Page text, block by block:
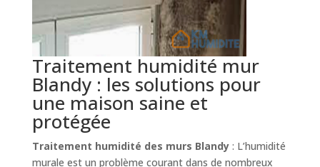
Traitement humidité mur
Blandy : les solutions pour
une maison saine et
protégée
Traitement humidité des murs Blandy: L’humidité
murale est un problème courant dans de nombreux